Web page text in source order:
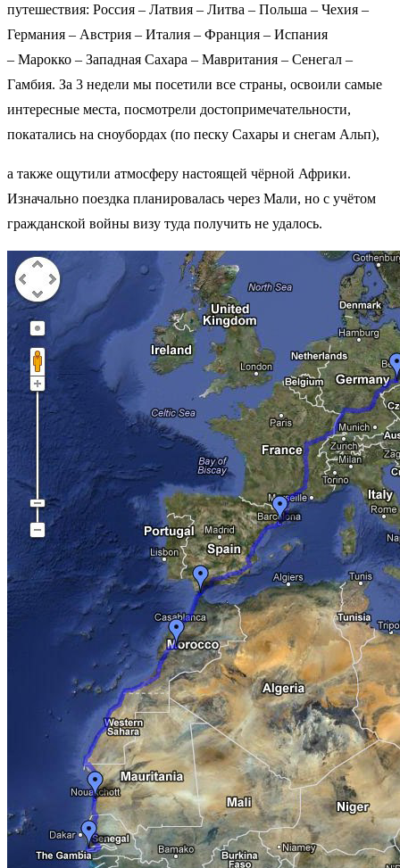
путешествия: Россия – Латвия – Литва – Польша – Чехия –
Германия – Австрия – Италия – Франция – Испания
– Марокко – Западная Сахара – Мавритания – Сенегал –
Гамбия. За 3 недели мы посетили все страны, освоили самые
интересные места, посмотрели достопримечательности,
покатались на сноубордах (по песку Сахары и снегам Альп),
а также ощутили атмосферу настоящей чёрной Африки.
Изначально поездка планировалась через Мали, но с учётом
гражданской войны визу туда получить не удалось.